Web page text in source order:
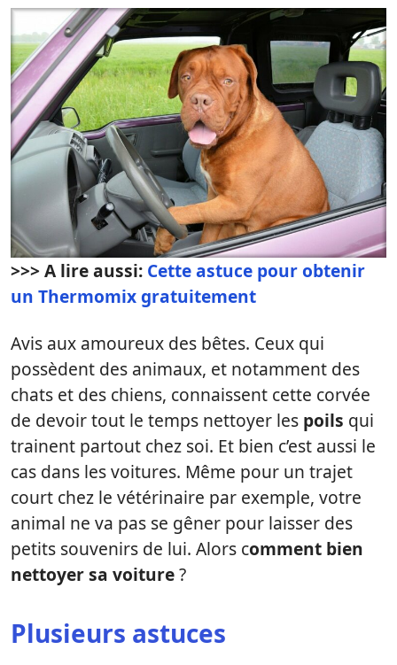
>>> A lire aussi: Cette astuce pour obtenir
un Thermomix gratuitement
Avis aux amoureux des bêtes. Ceux qui
possèdent des animaux, et notamment des
chats et des chiens, connaissent cette corvée
de devoir tout le temps nettoyer les poils qui
trainent partout chez soi. Et bien c’est aussi le
cas dans les voitures. Même pour un trajet
court chez le vétérinaire par exemple, votre
animal ne va pas se gêner pour laisser des
petits souvenirs de lui. Alors comment bien
nettoyer sa voiture?
Plusieurs astuces